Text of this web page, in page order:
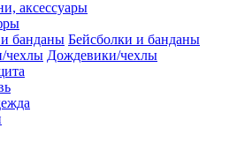
аксессуары
Бейсболки и банданы
Дождевики/чехлы